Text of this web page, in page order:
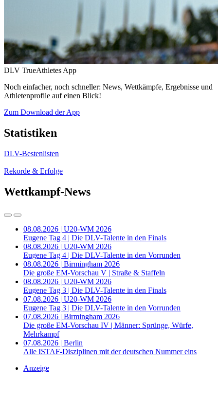
DLV TrueAthletes App
Noch einfacher, noch schneller: News, Wettkämpfe, Ergebnisse und
Athletenprofile auf einen Blick!
Zum Download der App
Statistiken
DLV-Bestenlisten
Rekorde & Erfolge
Wettkampf-News
08.08.2026 | U20-WM 2026
Eugene Tag 4 | Die DLV-Talente in den Finals
08.08.2026 | U20-WM 2026
Eugene Tag 4 | Die DLV-Talente in den Vorrunden
08.08.2026 | Birmingham 2026
Die große EM-Vorschau V | Straße & Staffeln
08.08.2026 | U20-WM 2026
Eugene Tag 3 | Die DLV-Talente in den Finals
07.08.2026 | U20-WM 2026
Eugene Tag 3 | Die DLV-Talente in den Vorrunden
07.08.2026 | Birmingham 2026
Die große EM-Vorschau IV | Männer: Sprünge, Würfe,
Mehrkampf
07.08.2026 | Berlin
Alle ISTAF-Disziplinen mit der deutschen Nummer eins
Anzeige